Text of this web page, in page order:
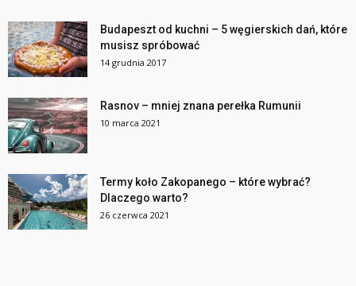
Budapeszt od kuchni – 5 węgierskich dań, które
musisz spróbować
14 grudnia 2017
Rasnov – mniej znana perełka Rumunii
10 marca 2021
Termy koło Zakopanego – które wybrać?
Dlaczego warto?
26 czerwca 2021